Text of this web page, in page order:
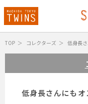
TOP コレクターズ 低身長
低身長さんにも